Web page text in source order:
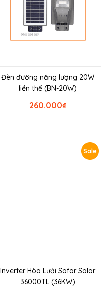
Đèn đường năng lượng 20W
liền thể (BN-20W)
₫
260.000
Sale
Inverter Hòa Lưới Sofar Solar
36000TL (36KW)